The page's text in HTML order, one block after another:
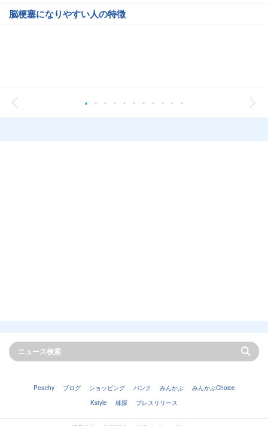
脳梗塞になりやすい人の特徴
Peachy ブログ ショッピング バンク みんかぶ
みんかぶChoice
Kstyle
株探 プレスリリース